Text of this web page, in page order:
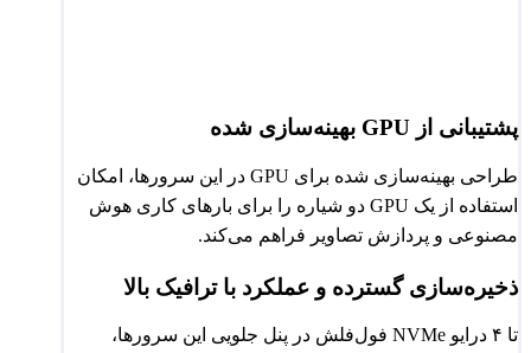
پشتیبانی از GPU بهینه‌سازی شده
طراحی بهینه‌سازی شده برای GPU در این سرورها، امکان
استفاده از یک GPU دو شیاره را برای بارهای کاری هوش
مصنوعی و پردازش تصاویر فراهم می‌کند.
ذخیره‌سازی گسترده و عملکرد با ترافیک بالا
تا ۴ درایو NVMe فول‌فلش در پنل جلویی این سرورها،